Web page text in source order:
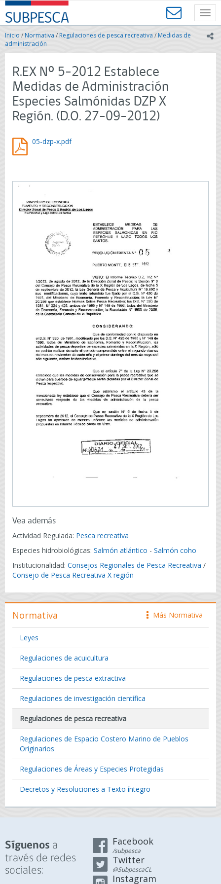
Contenido
principal
SUBPESCA
-
Subsecretaría
de
Pesca
Acuicultura
Gobierno
de
Chile
Inicio /Normativa / Regulaciones de pesca recreativa / Medidas de
administración
R.EX Nº 5-2012 Establece
Medidas de Administración
Especies Salmónidas DZP X
Región. (D.O. 27-09-2012)
05-dzp-x.pdf
Vea además
Actividad Regulada: Pesca recreativa
Especies hidrobiológicas: Salmón atlántico - Salmón coho
Institucionalidad: Consejos Regionales de Pesca Recreativa /
Consejo de Pesca Recreativa X región
icono
Más Normativa
Normativa
Leyes
Regulaciones de acuicultura
Regulaciones de pesca extractiva
Regulaciones de investigación científica
Regulaciones de pesca recreativa
Regulaciones de Espacio Costero Marino de Pueblos
Originarios
Regulaciones de Áreas y Especies Protegidas
Decretos y Resoluciones a Texto íntegro
Síguenos a
través de redes
sociales:
Facebook
/subpesca
Twitter
@SubpescaCL
Instagram